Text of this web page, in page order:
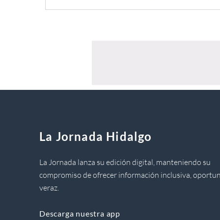
La Jornada Hidalgo
La Jornada lanza su edición digital, manteniendo su
compromiso de ofrecer información inclusiva,
veraz.
Descarga nuestra app